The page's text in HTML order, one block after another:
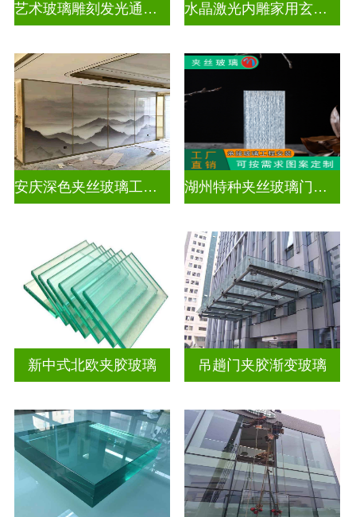
艺术玻璃雕刻发光通电玻璃 水晶激光内雕家用玄关隔断
安庆深色夹丝玻璃工厂在哪里 湖州特种夹丝玻璃门生产厂家
新中式北欧夹胶玻璃 吊趟门夹胶渐变玻璃